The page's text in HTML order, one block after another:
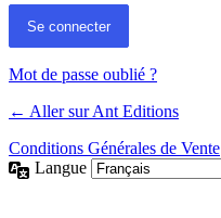
Mot de passe oublié ?
← Aller sur Ant Editions
Conditions Générales de Vente
Langue